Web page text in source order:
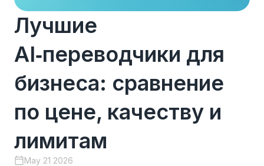
Лучшие
AI‑переводчики для
бизнеса: сравнение
по цене, качеству и
лимитам
May 21 2026